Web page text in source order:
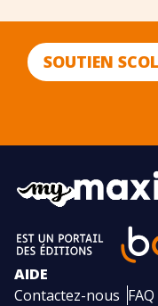
SOUTIEN
AIDE
Contactez-nous FAQ